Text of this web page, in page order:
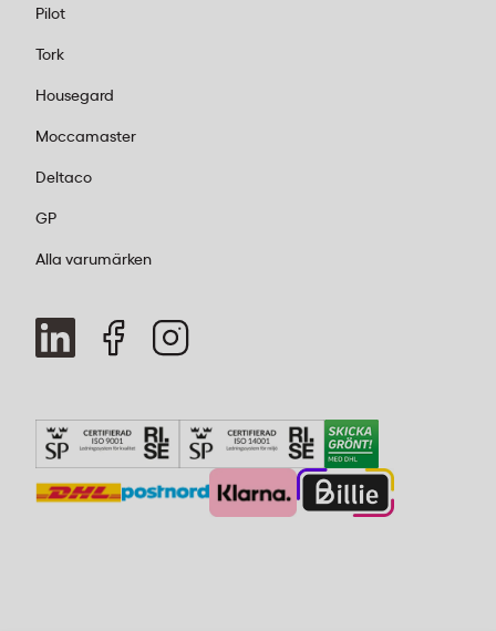
Pilot
Tork
Housegard
Moccamaster
Deltaco
GP
Alla varumärken